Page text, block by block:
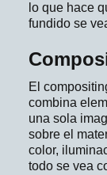
lo que hace
fundido se
El
combina
una sola
sobre el
color,
todo se vea